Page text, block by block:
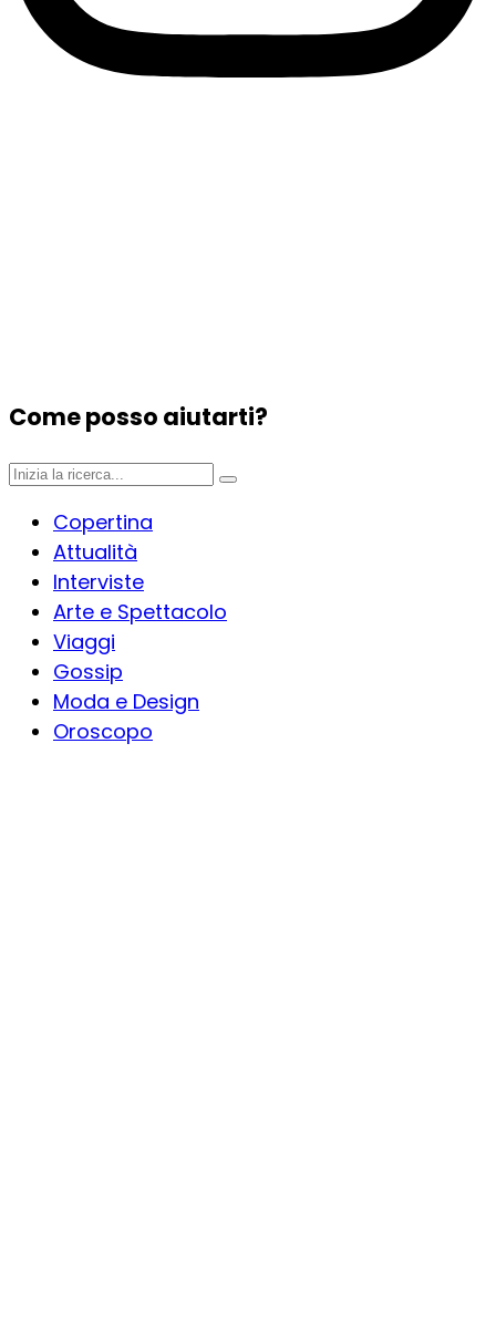
Come posso aiutarti?
Copertina
Attualità
Interviste
Arte e Spettacolo
Viaggi
Gossip
Moda e Design
Oroscopo